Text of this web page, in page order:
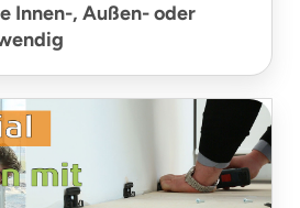
Innen-, Außen- oder